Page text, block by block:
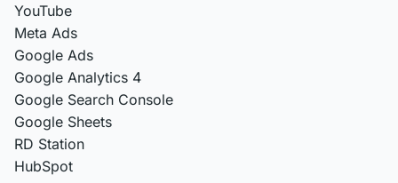
YouTube
Meta Ads
Google Ads
Google Analytics 4
Google Search Console
Google Sheets
RD Station
HubSpot